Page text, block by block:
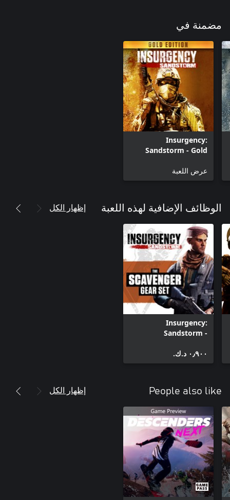
مضمنة في
Insurgency:
Sandstorm - Gold
عرض اللعبة
الوظائف الإضافية لهذه اللعبة إظهار الكل
Insurgency:
Sandstorm -
٠٫٩٠٠ د.ك.‏
People also like إظهار الكل